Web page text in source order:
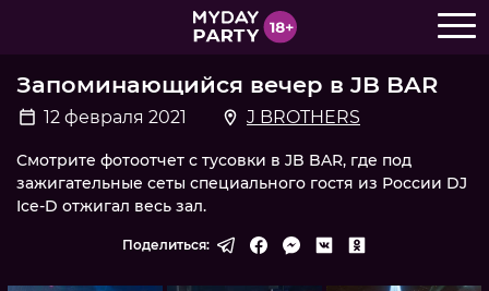
Запоминающийся вечер в JB BAR
12 февраля 2021 J BROTHERS
Смотрите фотоотчет с тусовки в JB BAR, где под
зажигательные сеты специального гостя из России DJ
Ice-D отжигал весь зал.
Поделиться: